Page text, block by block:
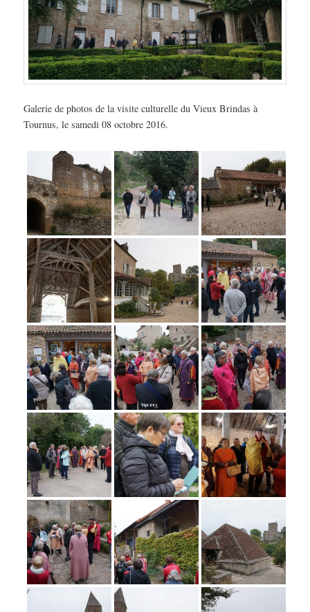
Galerie de photos de la visite culturelle du Vieux Brindas à
Tournus, le samedi 08 octobre 2016.